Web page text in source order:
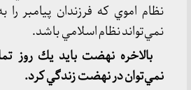
نظام اموي كه فرزندان پيامبر
نمي‌تواند نظام اسلامي باشد.
بالاخره نهضت بايد يك روز
نمي‌توان در نهضت زندگي كرد.